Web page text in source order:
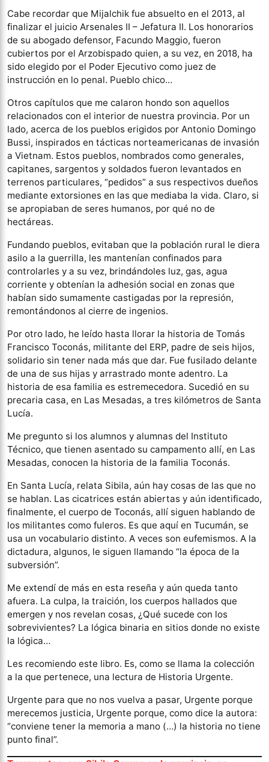
Cabe recordar que Mijalchik fue absuelto en el 2013, al
finalizar el juicio Arsenales II – Jefatura II. Los honorarios
de su abogado defensor, Facundo Maggio, fueron
cubiertos por el Arzobispado quien, a su vez, en 2018, ha
sido elegido por el Poder Ejecutivo como juez de
instrucción en lo penal. Pueblo chico…
Otros capítulos que me calaron hondo son aquellos
relacionados con el interior de nuestra provincia. Por un
lado, acerca de los pueblos erigidos por Antonio Domingo
Bussi, inspirados en tácticas norteamericanas de invasión
a Vietnam. Estos pueblos, nombrados como generales,
capitanes, sargentos y soldados fueron levantados en
terrenos particulares, “pedidos” a sus respectivos dueños
mediante extorsiones en las que mediaba la vida. Claro, si
se apropiaban de seres humanos, por qué no de
hectáreas.
Fundando pueblos, evitaban que la población rural le diera
asilo a la guerrilla, les mantenían confinados para
controlarles y a su vez, brindándoles luz, gas, agua
corriente y obtenían la adhesión social en zonas que
habían sido sumamente castigadas por la represión,
remontándonos al cierre de ingenios.
Por otro lado, he leído hasta llorar la historia de Tomás
Francisco Toconás, militante del ERP, padre de seis hijos,
solidario sin tener nada más que dar. Fue fusilado delante
de una de sus hijas y arrastrado monte adentro. La
historia de esa familia es estremecedora. Sucedió en su
precaria casa, en Las Mesadas, a tres kilómetros de Santa
Lucía.
Me pregunto si los alumnos y alumnas del Instituto
Técnico, que tienen asentado su campamento allí, en Las
Mesadas, conocen la historia de la familia Toconás.
En Santa Lucía, relata Sibila, aún hay cosas de las que no
se hablan. Las cicatrices están abiertas y aún identificado,
finalmente, el cuerpo de Toconás, allí siguen hablando de
los militantes como fuleros. Es que aquí en Tucumán, se
usa un vocabulario distinto. A veces son eufemismos. A la
dictadura, algunos, le siguen llamando “la época de la
subversión”.
Me extendí de más en esta reseña y aún queda tanto
afuera. La culpa, la traición, los cuerpos hallados que
emergen y nos revelan cosas, ¿Qué sucede con los
sobrevivientes? La lógica binaria en sitios donde no existe
la lógica…
Les recomiendo este libro. Es, como se llama la colección
a la que pertenece, una lectura de Historia Urgente.
Urgente para que no nos vuelva a pasar, Urgente porque
merecemos justicia, Urgente porque, como dice la autora:
“conviene tener la memoria a mano (…) la historia no tiene
punto final”.